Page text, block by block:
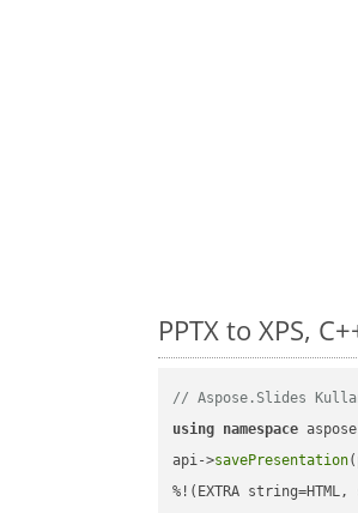
PPTX to XPS,
// Aspose.Slides
using namespace
api->savePresentation